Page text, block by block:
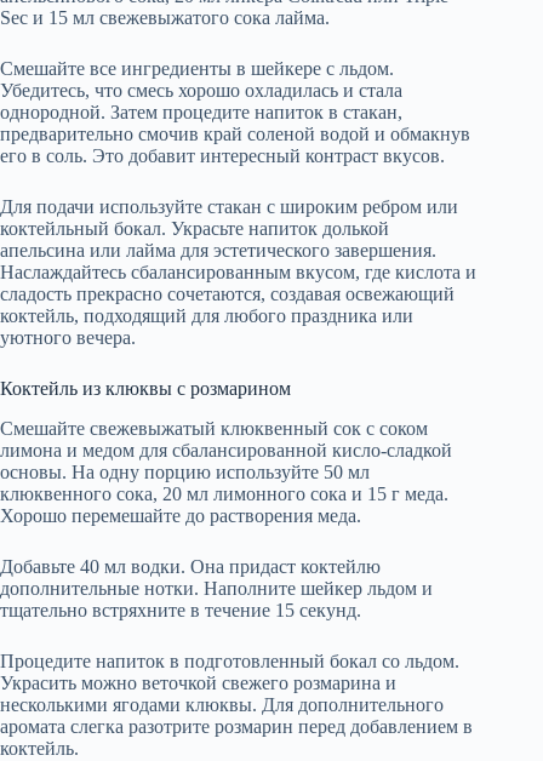
Sec и 15 мл свежевыжатого сока лайма.
Смешайте все ингредиенты в шейкере с льдом.
Убедитесь, что смесь хорошо охладилась и стала
однородной. Затем процедите напиток в стакан,
предварительно смочив край соленой водой и обмакнув
его в соль. Это добавит интересный контраст вкусов.
Для подачи используйте стакан с широким ребром или
коктейльный бокал. Украсьте напиток долькой
апельсина или лайма для эстетического завершения.
Наслаждайтесь сбалансированным вкусом, где кислота и
сладость прекрасно сочетаются, создавая освежающий
коктейль, подходящий для любого праздника или
уютного вечера.
Коктейль из клюквы с розмарином
Смешайте свежевыжатый клюквенный сок с соком
лимона и медом для сбалансированной кисло-сладкой
основы. На одну порцию используйте 50 мл
клюквенного сока, 20 мл лимонного сока и 15 г меда.
Хорошо перемешайте до растворения меда.
Добавьте 40 мл водки. Она придаст коктейлю
дополнительные нотки. Наполните шейкер льдом и
тщательно встряхните в течение 15 секунд.
Процедите напиток в подготовленный бокал со льдом.
Украсить можно веточкой свежего розмарина и
несколькими ягодами клюквы. Для дополнительного
аромата слегка разотрите розмарин перед добавлением в
коктейль.